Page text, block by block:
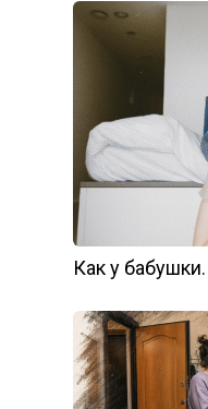
Как у